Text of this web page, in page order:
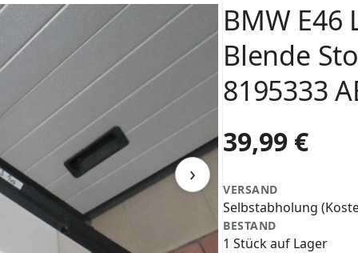
›
BMW E46
Blende
8195333
39,99 €
VERSAND
Selbstabholung
BESTAND
1 Stück auf Lager